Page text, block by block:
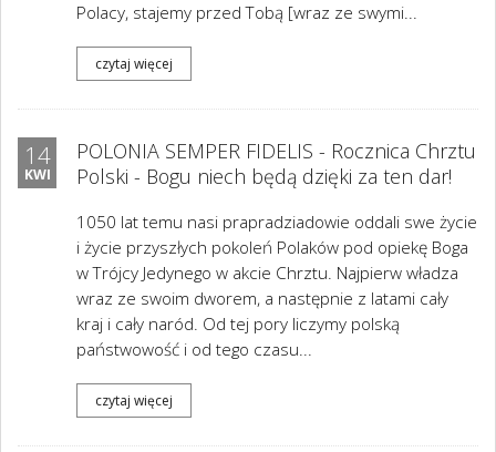
Polacy, stajemy przed Tobą [wraz ze swymi...
czytaj więcej
14
KWI
POLONIA SEMPER FIDELIS - Rocznica Chrztu
Polski - Bogu niech będą dzięki za ten dar!
1050 lat temu nasi prapradziadowie oddali swe życie
i życie przyszłych pokoleń Polaków pod opiekę Boga
w Trójcy Jedynego w akcie Chrztu. Najpierw władza
wraz ze swoim dworem, a następnie z latami cały
kraj i cały naród. Od tej pory liczymy polską
państwowość i od tego czasu...
czytaj więcej